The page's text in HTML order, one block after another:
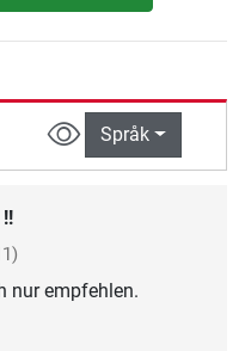
Språk
nur empfehlen.